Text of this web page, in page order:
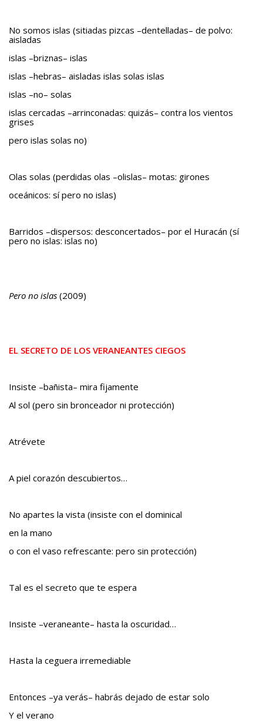
No somos islas (sitiadas pizcas –dentelladas– de polvo:
aisladas
islas –briznas– islas
islas –hebras– aisladas islas solas islas
islas –no– solas
islas cercadas –arrinconadas: quizás– contra los vientos
grises
pero islas solas no)
Olas solas (perdidas olas –olislas– motas: girones
oceánicos: sí pero no islas)
Barridos –dispersos: desconcertados– por el Huracán (sí
pero no islas: islas no)
Pero no islas (2009)
EL SECRETO DE LOS VERANEANTES CIEGOS
Insiste –bañista– mira fijamente
Al sol (pero sin bronceador ni protección)
Atrévete
A piel corazón descubiertos…
No apartes la vista (insiste con el dominical
en la mano
o con el vaso refrescante: pero sin protección)
Tal es el secreto que te espera
Insiste –veraneante– hasta la oscuridad…
Hasta la ceguera irremediable
Entonces –ya verás– habrás dejado de estar solo
Y el verano